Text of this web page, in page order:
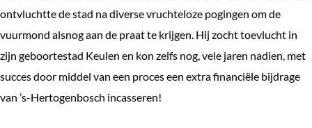
ontvluchtte de stad na diverse vruchteloze pogingen om de
vuurmond alsnog aan de praat te krijgen. Hij zocht toevlucht in
zijn geboortestad Keulen en kon zelfs nog, vele jaren nadien, met
succes door middel van een proces een extra financiële bijdrage
van ’s-Hertogenbosch incasseren!